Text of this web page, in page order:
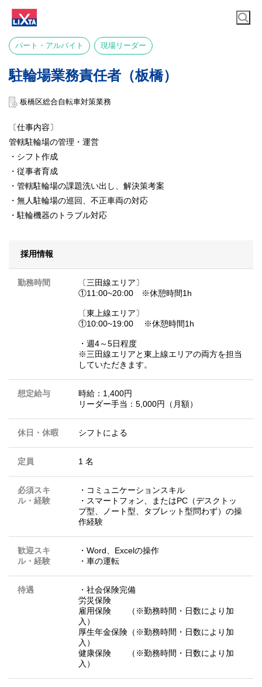
パート・アルバイト 現場リーダー
駐輪場業務責任者（板橋）
板橋区総合自転車対策業務
〔仕事内容〕
管轄駐輪場の管理・運営
・シフト作成
・従事者育成
・管轄駐輪場の課題洗い出し、解決策考案
・無人駐輪場の巡回、不正車両の対応
・駐輪機器のトラブル対応
採用情報
勤務時間
〔三田線エリア〕
①11:00~20:00 ※休憩時間1h
〔東上線エリア〕
①10:00~19:00 ※休憩時間1h
・週4～5日程度
※三田線エリアと東上線エリアの両方を担当
していただきます。
想定給与
時給：1,400円
リーダー手当：5,000円（月額）
休日・休暇 シフトによる
定員 1 名
必須スキ
ル・経験
・コミュニケーションスキル
・スマートフォン、またはPC（デスクトッ
プ型、ノート型、タブレット型問わず）の操
作経験
歓迎スキ
ル・経験
・Word、Excelの操作
・車の運転
待遇
・社会保険完備
労災保険
雇用保険 （※勤務時間・日数により加
入）
厚生年金保険（※勤務時間・日数により加
入）
健康保険 （※勤務時間・日数により加
入）